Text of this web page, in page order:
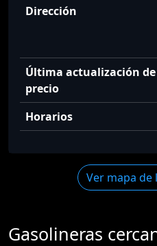
Dirección
Última actualización de
precio
Horarios
Ver mapa de
Gasolineras